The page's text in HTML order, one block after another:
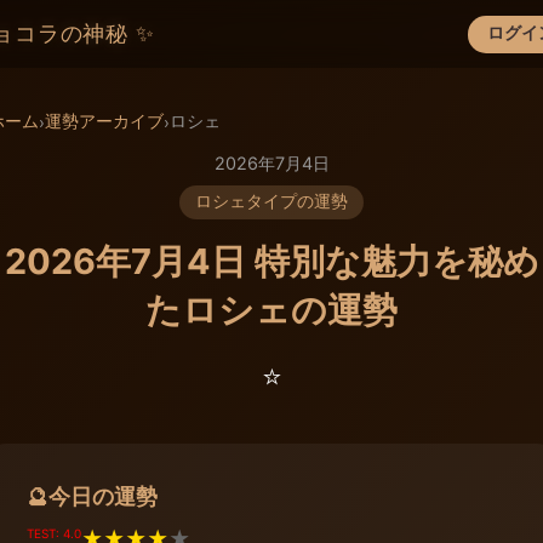
コラの神秘 ✨ ログイ
×
ーム›運勢アーカイブ›ロシェ
2026年7月4日
ロシェタイプの運勢
2026年7月4日 特別な魅力を秘め
たロシェの運勢
⭐️
🔮今日の運勢
TEST: 4.0